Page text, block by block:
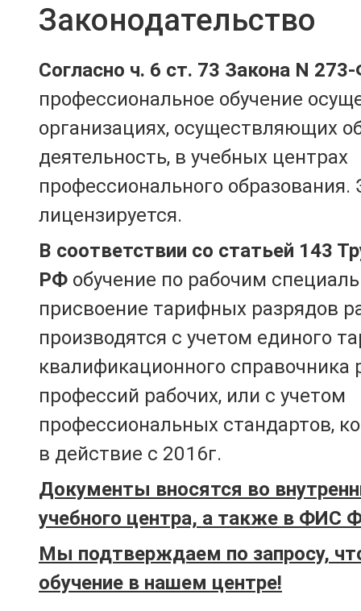
Законодательство
Согласно ч. 6 ст. 73 Закона N
профессиональное обучение
организациях, осуществляющих
деятельность, в учебных центрах
профессионального образования.
лицензируется.
В соответствии со статьей 143
РФ обучение по рабочим
присвоение тарифных разрядов
производятся с учетом единого
квалификационного справочника
профессий рабочих, или с учетом
профессиональных стандартов,
в действие с 2016г.
Документы вносятся во
учебного центра, а также в ФИС
Мы подтверждаем по запросу,
обучение в нашем центре!